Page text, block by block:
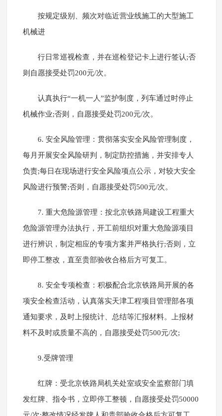
按规定级别、频次对临近营业线施工的大型施工
机械进
行日常巡视检查，并在巡检登记卡上进行签认;否
则自愿接受处罚200元/次。
认真执行“一机一人”监护制度，列车通过时停止
机械作业;否则，自愿接受处罚200元/次。
6. 安全风险管理：贯彻落实安全风险管理制度，
每月开展安全风险研判，制定防控措施，并安排专人
负责;每日在现场进行安全风险项点公示，对较大安全
风险进行预警;否则，自愿接受处罚500元/次。
7. 重大危险源管理：按北京铁路局建设工程重大
危险源管理办法执行，开工前组织对重大危险源项目
进行辨识，制定相应的专项方案并严格执行;否则，立
即停工整改，直至贵部验收合格后方可复工。
8. 安全专项检查：积极配合北京铁路局开展的各
项安全检查活动，认真落实天津工程项目管理部各项
通知要求，及时上报统计、总结等汇报材料。上报材
料不及时或质量不高的，自愿接受处罚500元/次;
9.受牌管理
红牌：受北京铁路局机关处室或安全监察部门填
发红牌、指令书，立即停工整顿，自愿接受处罚50000